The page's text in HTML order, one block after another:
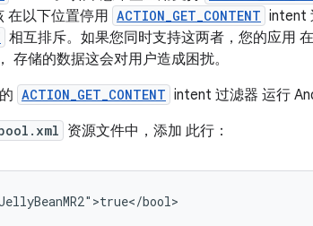
在以下位置停用 ACTION_GET_CONTENT intent
相互排斥。如果您同时支持这两者，您的应用
存储的数据这会对用户造成困扰。
ACTION_GET_CONTENT intent 过滤器 运行
资源文件中，添加 此行：
bool>